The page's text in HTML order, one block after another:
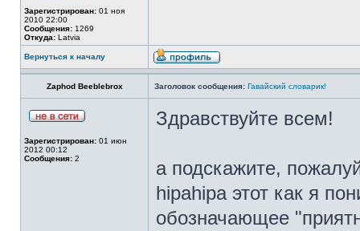
Зарегистрирован: 01 ноя
2010 22:00
Сообщения: 1269
Откуда: Latvia
Вернуться к началу
Zaphod Beeblebrox Заголовок сообщения: Гавайский словарик!
Зарегистрирован: 01 июн
2012 00:12
Сообщения: 2
Здравствуйте всем!
а подскажите,
hipahipa этот как я
обозначающее